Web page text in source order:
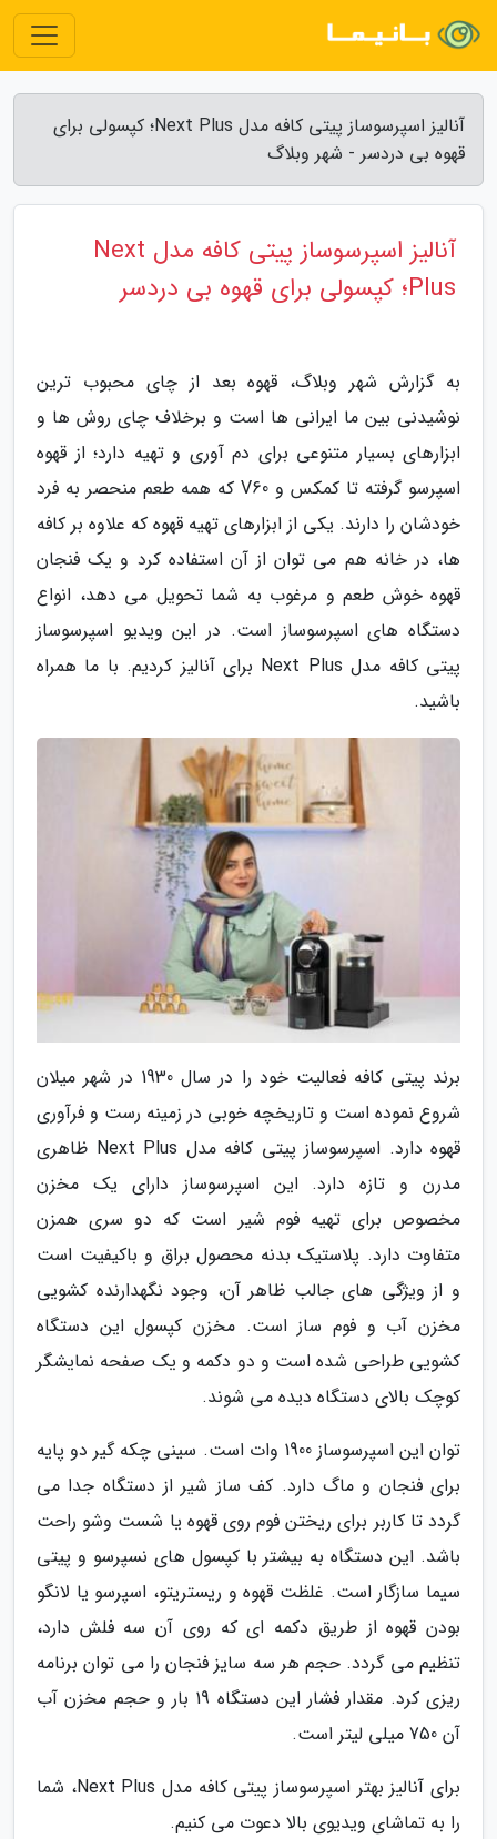
آنالیز اسپرسوساز پیتی کافه مدل Next Plus؛ کپسولی برای
قهوه بی دردسر - شهر وبلاگ
آنالیز اسپرسوساز پیتی کافه مدل Next
Plus؛ کپسولی برای قهوه بی دردسر
به گزارش شهر وبلاگ، قهوه بعد از چای محبوب ترین
نوشیدنی بین ما ایرانی ها است و برخلاف چای روش ها و
ابزارهای بسیار متنوعی برای دم آوری و تهیه دارد؛ از قهوه
اسپرسو گرفته تا کمکس و V60 که همه طعم منحصر به فرد
خودشان را دارند. یکی از ابزارهای تهیه قهوه که علاوه بر کافه
ها، در خانه هم می توان از آن استفاده کرد و یک فنجان
قهوه خوش طعم و مرغوب به شما تحویل می دهد، انواع
دستگاه های اسپرسوساز است. در این ویدیو اسپرسوساز
پیتی کافه مدل Next Plus برای آنالیز کردیم. با ما همراه
باشید.
برند پیتی کافه فعالیت خود را در سال 1930 در شهر میلان
شروع نموده است و تاریخچه خوبی در زمینه رست و فرآوری
قهوه دارد. اسپرسوساز پیتی کافه مدل Next Plus ظاهری
مدرن و تازه دارد. این اسپرسوساز دارای یک مخزن
مخصوص برای تهیه فوم شیر است که دو سری همزن
متفاوت دارد. پلاستیک بدنه محصول براق و باکیفیت است
و از ویژگی های جالب ظاهر آن، وجود نگهدارنده کشویی
مخزن آب و فوم ساز است. مخزن کپسول این دستگاه
کشویی طراحی شده است و دو دکمه و یک صفحه نمایشگر
کوچک بالای دستگاه دیده می شوند.
توان این اسپرسوساز 1900 وات است. سینی چکه گیر دو پایه
برای فنجان و ماگ دارد. کف ساز شیر از دستگاه جدا می
گردد تا کاربر برای ریختن فوم روی قهوه یا شست وشو راحت
باشد. این دستگاه به بیشتر با کپسول های نسپرسو و پیتی
سیما سازگار است. غلظت قهوه و ریستریتو، اسپرسو یا لانگو
بودن قهوه از طریق دکمه ای که روی آن سه فلش دارد،
تنظیم می گردد. حجم هر سه سایز فنجان را می توان برنامه
ریزی کرد. مقدار فشار این دستگاه 19 بار و حجم مخزن آب
آن 750 میلی لیتر است.
برای آنالیز بهتر اسپرسوساز پیتی کافه مدل Next Plus، شما
را به تماشای ویدیوی بالا دعوت می کنیم.